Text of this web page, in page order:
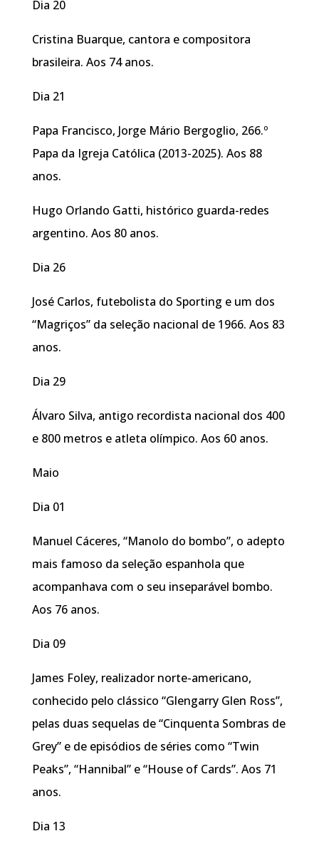
Dia 20
Cristina Buarque, cantora e compositora
brasileira. Aos 74 anos.
Dia 21
Papa Francisco, Jorge Mário Bergoglio, 266.º
Papa da Igreja Católica (2013-2025). Aos 88
anos.
Hugo Orlando Gatti, histórico guarda-redes
argentino. Aos 80 anos.
Dia 26
José Carlos, futebolista do Sporting e um dos
“Magriços” da seleção nacional de 1966. Aos 83
anos.
Dia 29
Álvaro Silva, antigo recordista nacional dos 400
e 800 metros e atleta olímpico. Aos 60 anos.
Maio
Dia 01
Manuel Cáceres, “Manolo do bombo”, o adepto
mais famoso da seleção espanhola que
acompanhava com o seu inseparável bombo.
Aos 76 anos.
Dia 09
James Foley, realizador norte-americano,
conhecido pelo clássico “Glengarry Glen Ross”,
pelas duas sequelas de “Cinquenta Sombras de
Grey” e de episódios de séries como “Twin
Peaks”, “Hannibal” e “House of Cards”. Aos 71
anos.
Dia 13